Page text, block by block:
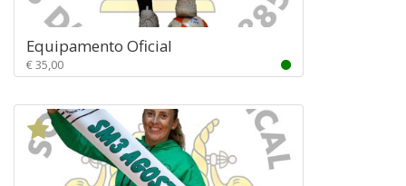
Equipamento Oficial
€ 35,00